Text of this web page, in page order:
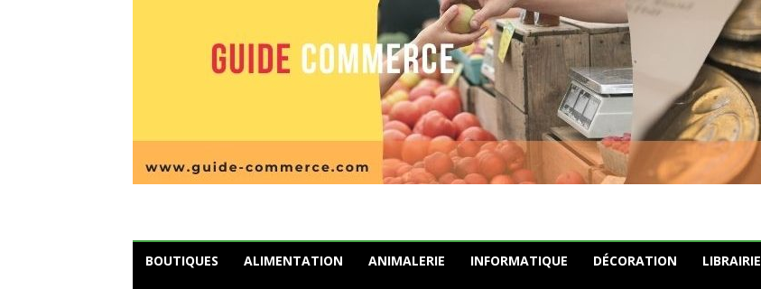
BOUTIQUES ALIMENTATION ANIMALERIE INFORMATIQUE DÉCORATION LIBRAIRIE